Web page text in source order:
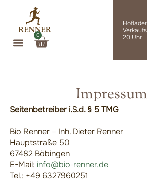
springen
0
Warenkorb
20 Uhr
Impressum
Seitenbetreiber i.S.d. § 5 TMG
Bio Renner – Inh. Dieter Renner
Hauptstraße 50
67482 Böbingen
E-Mail: info@bio-renner.de
Tel.: +49 6327960251